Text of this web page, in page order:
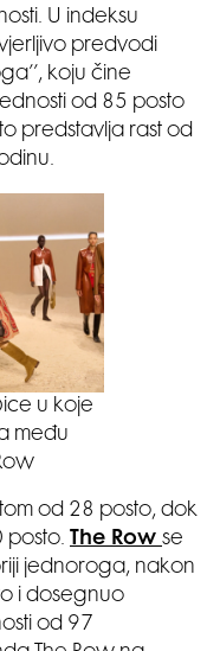
U indeksu
predvodi
koju čine
od 85 posto
predstavlja rast od
u koje
među
od 28 posto, dok
posto.
The Row se
jednoroga, nakon
i dosegnuo
od 97